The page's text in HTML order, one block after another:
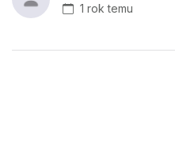
1 rok temu